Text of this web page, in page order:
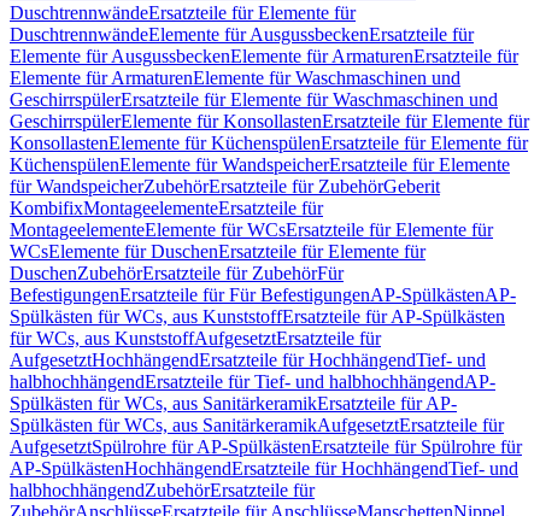
DuschtrennwändeErsatzteile für Elemente für
DuschtrennwändeElemente für AusgussbeckenErsatzteile für
Elemente für AusgussbeckenElemente für ArmaturenErsatzteile für
Elemente für ArmaturenElemente für Waschmaschinen und
GeschirrspülerErsatzteile für Elemente für Waschmaschinen und
GeschirrspülerElemente für KonsollastenErsatzteile für Elemente für
KonsollastenElemente für KüchenspülenErsatzteile für Elemente für
KüchenspülenElemente für WandspeicherErsatzteile für Elemente
für WandspeicherZubehörErsatzteile für ZubehörGeberit
KombifixMontageelementeErsatzteile für
MontageelementeElemente für WCsErsatzteile für Elemente für
WCsElemente für DuschenErsatzteile für Elemente für
DuschenZubehörErsatzteile für ZubehörFür
BefestigungenErsatzteile für Für BefestigungenAP-SpülkästenAP-
Spülkästen für WCs, aus KunststoffErsatzteile für AP-Spülkästen
für WCs, aus KunststoffAufgesetztErsatzteile für
AufgesetztHochhängendErsatzteile für HochhängendTief- und
halbhochhängendErsatzteile für Tief- und halbhochhängendAP-
Spülkästen für WCs, aus SanitärkeramikErsatzteile für AP-
Spülkästen für WCs, aus SanitärkeramikAufgesetztErsatzteile für
AufgesetztSpülrohre für AP-SpülkästenErsatzteile für Spülrohre für
AP-SpülkästenHochhängendErsatzteile für HochhängendTief- und
halbhochhängendZubehörErsatzteile für
ZubehörAnschlüsseErsatzteile für AnschlüsseManschettenNippel,